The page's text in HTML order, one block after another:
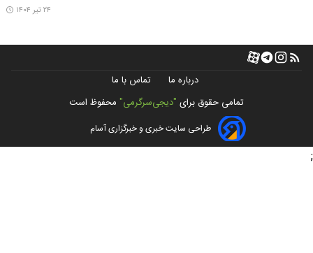
۲۴ تیر ۱۴۰۴
درباره ما
تماس با ما
تمامی حقوق برای "دیجی‌سرگرمی" محفوظ است
طراحی سایت خبری و خبرگزاری آسام
;